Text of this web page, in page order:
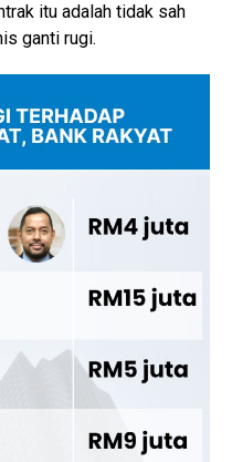
itu adalah tidak sah
ganti rugi.